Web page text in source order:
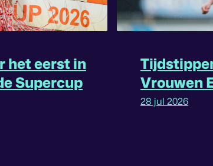
het eerst in
Supercup
Vrouwen
28 jul 2026